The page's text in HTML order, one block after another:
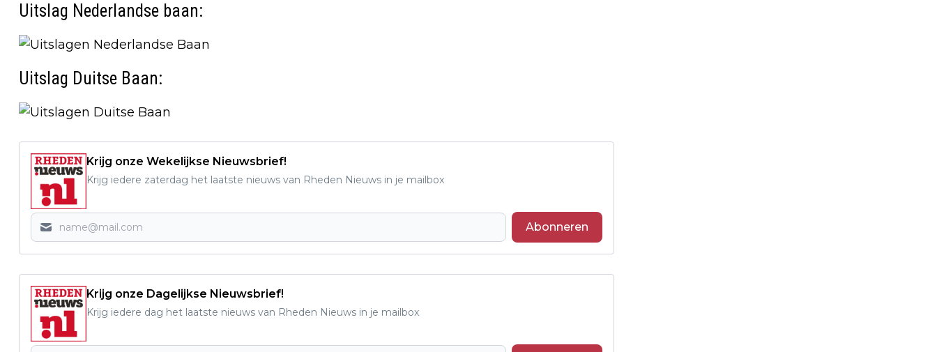
Uitslag Nederlandse baan:
Uitslag Duitse Baan:
Krijg onze Wekelijkse Nieuwsbrief!
Krijg iedere zaterdag het laatste nieuws van Rheden Nieuws in je mailbox
Abonneren
Krijg onze Dagelijkse Nieuwsbrief!
Krijg iedere dag het laatste nieuws van Rheden Nieuws in je mailbox